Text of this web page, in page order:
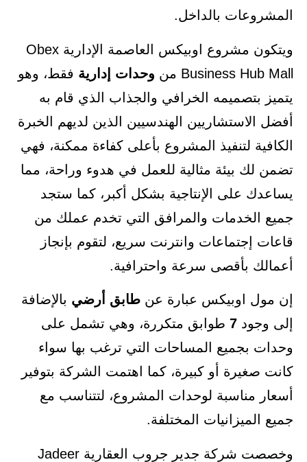
المشروعات بالداخل.
ويتكون مشروع اوبيكس العاصمة الإدارية Obex
Business Hub Mall من
وحدات إدارية فقط، وهو
يتميز بتصميمه الخرافي والجذاب الذي قام به
أفضل الاستشاريين الهندسيين الذين لديهم الخبرة
الكافية لتنفيذ المشروع بأعلى كفاءة ممكنة، فهي
تضمن لك بيئة مثالية للعمل في هدوء وراحة، مما
يساعدك على الإنتاجية بشكل أكبر، كما ستجد
جميع الخدمات والمرافق التي تخدم عملك من
قاعات إجتماعات وانترنت سريع، لتقوم بإنجاز
أعمالك بأقصى سرعة واحترافية.
إن مول اوبيكس عبارة عن طابق أرضي بالإضافة
إلى وجود 7 طوابق متكررة، وهي تشمل على
وحدات بجميع المساحات التي ترغب بها سواء
كانت صغيرة أو كبيرة، كما اهتمت الشركة بتوفير
أسعار مناسبة لوحدات المشروع، لتتناسب مع
جميع الميزانيات المختلفة.
وخصصت شركة جدير جروب العقارية Jadeer